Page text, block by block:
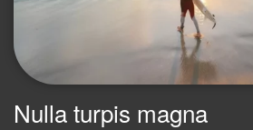
Nulla turpis magna